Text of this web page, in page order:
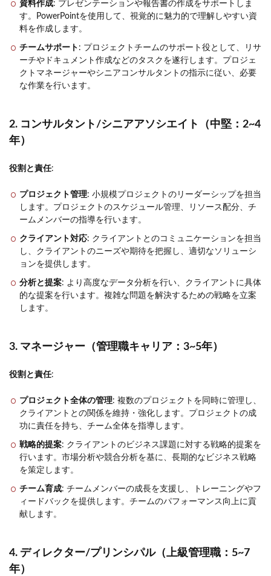
資料作成: プレゼンテーションや報告書の作成をサポートしま
す。PowerPointを使用して、視覚的に魅力的で理解しやすい資
料を作成します。
チームサポート : プロジェクトチームのサポート役として、リサ
ーチやドキュメント作成などのタスクを遂行します。プロジェ
クトマネージャーやシニアコンサルタントの指示に従い、必要
な作業を行います。
2. コンサルタント/シニアアソシエイト（中堅：2~4
年）
役割と責任:
プロジェクト管理: 小規模プロジェクトのリーダーシップを担当
します。プロジェクトのスケジュール管理、リソース配分、チ
ームメンバーの指導を行います。
クライアント対応: クライアントとのコミュニケーションを担当
し、クライアントのニーズや期待を把握し、適切なソリューシ
ョンを提供します。
分析と提案: より高度なデータ分析を行い、クライアントに具体
的な提案を行います。複雑な問題を解決するための戦略を立案
します。
3. マネージャー（管理職キャリア：3~5年）
役割と責任:
プロジェクト全体の管理: 複数のプロジェクトを同時に管理し、
クライアントとの関係を維持・強化します。プロジェクトの成
功に責任を持ち、チーム全体を指導します。
戦略的提案: クライアントのビジネス課題に対する戦略的提案を
行います。市場分析や競合分析を基に、長期的なビジネス戦略
を策定します。
チーム育成: チームメンバーの成長を支援し、トレーニングやフ
ィードバックを提供します。チームのパフォーマンス向上に貢
献します。
4. ディレクター/プリンシパル（上級管理職：5~7
年）